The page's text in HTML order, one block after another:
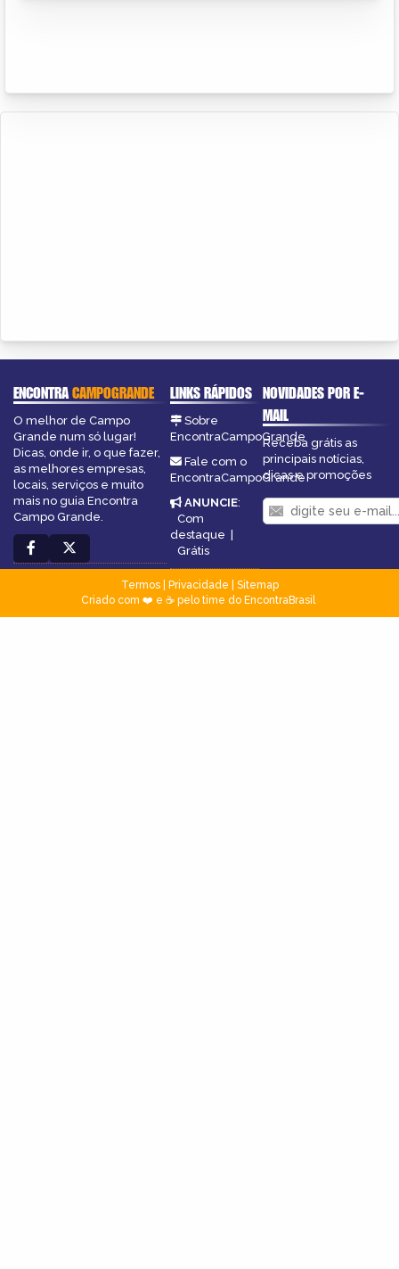
ENCONTRACAMPOGRANDE
O melhor de Campo
Grande num só lugar!
Dicas, onde ir, o que fazer,
as melhores empresas,
locais, serviços e muito
mais no guia Encontra
Campo Grande.
LINKS RÁPIDOS
Sobre
EncontraCampoGrande
Fale com o
EncontraCampoGrande
ANUNCIE:
Com
destaque |
Grátis
NOVIDADES POR E-
MAIL
Receba grátis as
principais notícias,
dicas e promoções
Termos| Privacidade
Sitemap
Criado com ❤️ e ☕ pelo time do EncontraBrasil